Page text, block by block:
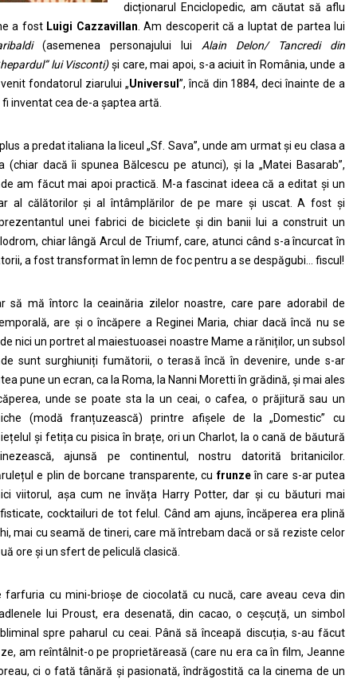
dicționarul Enciclopedic, am căutat să aflu
a fost Luigi Cazzavillan . Am descoperit că a luptat de partea lui
(asemenea personajului lui Alain Delon/ Tancredi din
lui Visconti)și care, mai apoi, s-a aciuit în România, unde a
fondatorul ziarului „Universul ”, încă din 1884, deci înainte de a
fi inventat cea de-a șaptea artă.
a predat italiana la liceul „Sf. Sava”, unde am urmat și eu clasa a
(chiar dacă îi spunea Bălcescu pe atunci), și la „Matei Basarab”,
am făcut mai apoi practică. M-a fascinat ideea că a editat și un
al călătorilor și al întâmplărilor de pe mare și uscat. A fost și
unei fabrici de biciclete și din banii lui a construit un
chiar lângă Arcul de Triumf, care, atunci când s-a încurcat în
a fost transformat în lemn de foc pentru a se despăgubi… fiscul!
să mă întorc la ceainăria zilelor noastre, care pare adorabil de
are și o încăpere a Reginei Maria, chiar dacă încă nu se
nici un portret al maiestuoasei noastre Mame a răniților, un subsol
sunt surghiuniți fumătorii, o terasă încă în devenire, unde s-ar
pune un ecran, ca la Roma, la Nanni Moretti în grădină, și mai ales
unde se poate sta la un ceai, o cafea, o prăjitură sau un
(modă franțuzească) printre afișele de la „Domestic” cu
și fetița cu pisica în brațe, ori un Charlot, la o cană de băutură
ajunsă pe continentul, nostru datorită britanicilor.
e plin de borcane transparente, cufrunzeîn care s-ar putea
viitorul, așa cum ne învăța Harry Potter, dar și cu băuturi mai
cocktailuri de tot felul. Când am ajuns, încăperea era plină
mai cu seamă de tineri, care mă întrebam dacă or să reziste celor
ore și un sfert de peliculă clasică.
farfuria cu mini-brioșe de ciocolată cu nucă, care aveau ceva din
lui Proust, era desenată, din cacao, o ceșcuță, un simbol
spre paharul cu ceai. Până să înceapă discuția, s-au făcut
am reîntâlnit-o pe proprietăreasă (care nu era ca în film, Jeanne
ci o fată tânără și pasionată, îndrăgostită ca la cinema de un